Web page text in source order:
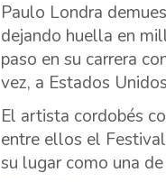
Paulo Londra
dejando huella en
paso en su carrera
vez, a Estados
El artista cordobés
entre ellos el
su lugar como una